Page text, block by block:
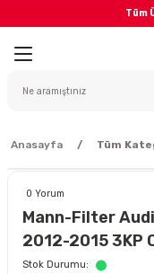
Tüm
Sistemi
Anasayfa Tüm
0 Yorum
Mann-Filter
2012-2015 3KP
Stok Durumu